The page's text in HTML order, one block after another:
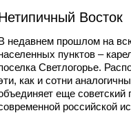
Восток
недавнем прошлом на
пунктов –
Светлогорье.
как и сотни
еще
российской